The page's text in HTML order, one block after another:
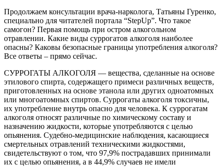
Продолжаем консультации врача-нарколога, Татьяны Гуренко,
специально для читателей портала “StepUp”. Что такое
самогон? Первая помощь при остром алкогольном
отравлении. Какие виды суррогатов алкоголя наиболее
опасны? Каковы безопасные границы употребления алкоголя?
Все ответы – прямо сейчас.
СУРРОГАТЫ АЛКОГОЛЯ — вещества, сделанные на основе
этилового спирта, содержащего примеси различных веществ,
приготовленных на основе этанола или других одноатомных
или многоатомных спиртов. Суррогаты алкоголя токсичны,
их употребление внутрь опасно для человека. К суррогатам
алкоголя относят различные по химическому составу и
назначению жидкости, которые употребляются с целью
опьянения. Судебно-медицинские наблюдения, касающиеся
смертельных отравлений техническими жидкостями,
свидетельствуют о том, что 97,9% пострадавших принимали
их с целью опьянения, а в 44,9% случаев не имели